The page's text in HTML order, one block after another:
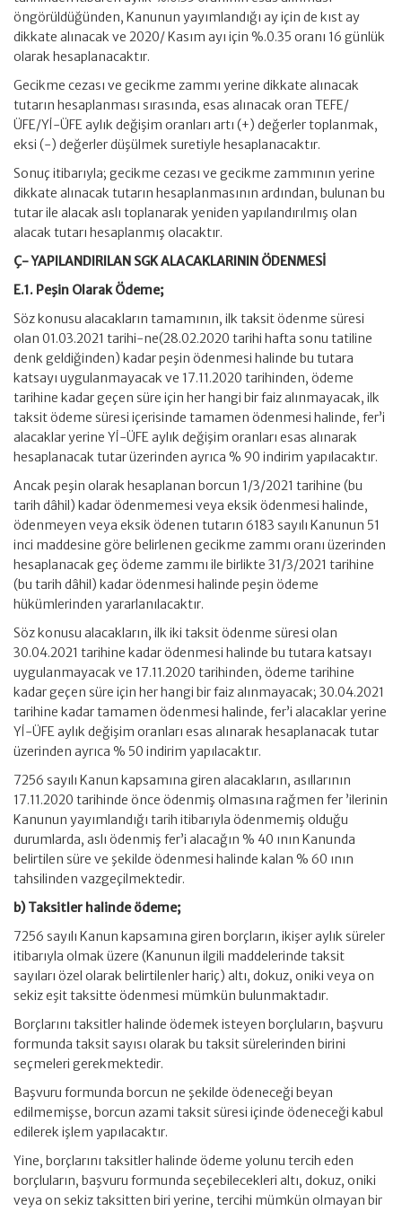
öngörüldüğünden, Kanunun yayımlandığı ay için de kıst ay
dikkate alınacak ve 2020/ Kasım ayı için %.0.35 oranı 16 günlük
olarak hesaplanacaktır.
Gecikme cezası ve gecikme zammı yerine dikkate alınacak
tutarın hesaplanması sırasında, esas alınacak oran TEFE/
ÜFE/Yİ-ÜFE aylık değişim oranları artı (+) değerler toplanmak,
eksi (-) değerler düşülmek suretiyle hesaplanacaktır.
Sonuç itibarıyla; gecikme cezası ve gecikme zammının yerine
dikkate alınacak tutarın hesaplanmasının ardından, bulunan bu
tutar ile alacak aslı toplanarak yeniden yapılandırılmış olan
alacak tutarı hesaplanmış olacaktır.
Ç- YAPILANDIRILAN SGK ALACAKLARININ ÖDENMESİ
E.1. Peşin Olarak Ödeme;
Söz konusu alacakların tamamının, ilk taksit ödenme süresi
olan 01.03.2021 tarihi-ne(28.02.2020 tarihi hafta sonu tatiline
denk geldiğinden) kadar peşin ödenmesi halinde bu tutara
katsayı uygulanmayacak ve 17.11.2020 tarihinden, ödeme
tarihine kadar geçen süre için her hangi bir faiz alınmayacak, ilk
taksit ödeme süresi içerisinde tamamen ödenmesi halinde, fer’i
alacaklar yerine Yİ-ÜFE aylık değişim oranları esas alınarak
hesaplanacak tutar üzerinden ayrıca % 90 indirim yapılacaktır.
Ancak peşin olarak hesaplanan borcun 1/3/2021 tarihine (bu
tarih dâhil) kadar ödenmemesi veya eksik ödenmesi halinde,
ödenmeyen veya eksik ödenen tutarın 6183 sayılı Kanunun 51
inci maddesine göre belirlenen gecikme zammı oranı üzerinden
hesaplanacak geç ödeme zammı ile birlikte 31/3/2021 tarihine
(bu tarih dâhil) kadar ödenmesi halinde peşin ödeme
hükümlerinden yararlanılacaktır.
Söz konusu alacakların, ilk iki taksit ödenme süresi olan
30.04.2021 tarihine kadar ödenmesi halinde bu tutara katsayı
uygulanmayacak ve 17.11.2020 tarihinden, ödeme tarihine
kadar geçen süre için her hangi bir faiz alınmayacak; 30.04.2021
tarihine kadar tamamen ödenmesi halinde, fer’i alacaklar yerine
Yİ-ÜFE aylık değişim oranları esas alınarak hesaplanacak tutar
üzerinden ayrıca % 50 indirim yapılacaktır.
7256 sayılı Kanun kapsamına giren alacakların, asıllarının
17.11.2020 tarihinde önce ödenmiş olmasına rağmen fer ’ilerinin
Kanunun yayımlandığı tarih itibarıyla ödenmemiş olduğu
durumlarda, aslı ödenmiş fer’i alacağın % 40 ının Kanunda
belirtilen süre ve şekilde ödenmesi halinde kalan % 60 ının
tahsilinden vazgeçilmektedir.
b) Taksitler halinde ödeme;
7256 sayılı Kanun kapsamına giren borçların, ikişer aylık süreler
itibarıyla olmak üzere (Kanunun ilgili maddelerinde taksit
sayıları özel olarak belirtilenler hariç) altı, dokuz, oniki veya on
sekiz eşit taksitte ödenmesi mümkün bulunmaktadır.
Borçlarını taksitler halinde ödemek isteyen borçluların, başvuru
formunda taksit sayısı olarak bu taksit sürelerinden birini
seçmeleri gerekmektedir.
Başvuru formunda borcun ne şekilde ödeneceği beyan
edilmemişse, borcun azami taksit süresi içinde ödeneceği kabul
edilerek işlem yapılacaktır.
Yine, borçlarını taksitler halinde ödeme yolunu tercih eden
borçluların, başvuru formunda seçebilecekleri altı, dokuz, oniki
veya on sekiz taksitten biri yerine, tercihi mümkün olmayan bir